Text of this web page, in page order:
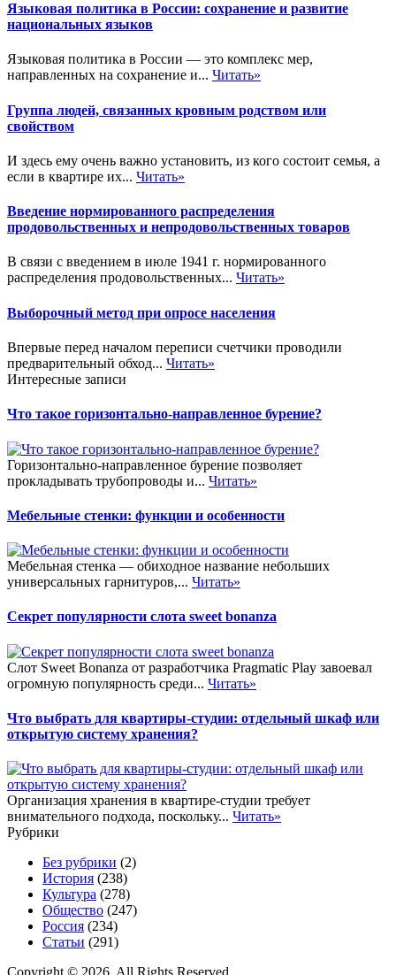
Языковая политика в России: сохранение и развитие
национальных языков
Языковая политика в России — это комплекс мер,
направленных на сохранение и... Читать»
Группа людей, связанных кровным родством или
свойством
И здесь ему очень важно установить, из кого состоит семья, а
если в квартире их... Читать»
Введение нормированного распределения
продовольственных и непродовольственных товаров
В связи с введением в июле 1941 г. нормированного
распределения продовольственных... Читать»
Выборочный метод при опросе населения
Впервые перед началом переписи счетчики проводили
предварительный обход... Читать»
Интересные записи
Что такое горизонтально-направленное бурение?
Горизонтально-направленное бурение позволяет
прокладывать трубопроводы и... Читать»
Мебельные стенки: функции и особенности
Мебельная стенка — обиходное название небольших
универсальных гарнитуров,... Читать»
Секрет популярности слота sweet bonanza
Слот Sweet Bonanza от разработчика Pragmatic Play завоевал
огромную популярность среди... Читать»
Что выбрать для квартиры-студии: отдельный шкаф или
открытую систему хранения?
Организация хранения в квартире-студии требует
внимательного подхода, поскольку... Читать»
Рубрики
Без рубрики (2)
История (238)
Культура (278)
Общество (247)
Россия (234)
Статьи (291)
Copyright © 2026. All Rights Reserved.